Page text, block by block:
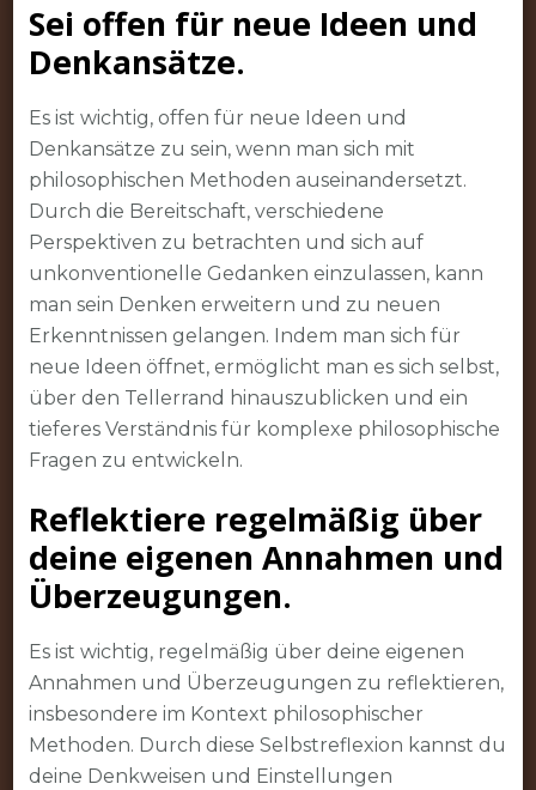
Sei offen für neue Ideen und
Denkansätze.
Es ist wichtig, offen für neue Ideen und
Denkansätze zu sein, wenn man sich mit
philosophischen Methoden auseinandersetzt.
Durch die Bereitschaft, verschiedene
Perspektiven zu betrachten und sich auf
unkonventionelle Gedanken einzulassen, kann
man sein Denken erweitern und zu neuen
Erkenntnissen gelangen. Indem man sich für
neue Ideen öffnet, ermöglicht man es sich selbst,
über den Tellerrand hinauszublicken und ein
tieferes Verständnis für komplexe philosophische
Fragen zu entwickeln.
Reflektiere regelmäßig über
deine eigenen Annahmen und
Überzeugungen.
Es ist wichtig, regelmäßig über deine eigenen
Annahmen und Überzeugungen zu reflektieren,
insbesondere im Kontext philosophischer
Methoden. Durch diese Selbstreflexion kannst du
deine Denkweisen und Einstellungen